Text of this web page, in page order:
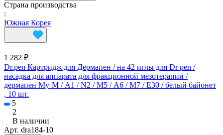
Страна производства
:
Южная Корея
1 282 ₽
Dr.pen Картридж для Дермапен / на 42 иглы для Dr pen /
насадка для аппарата для фракционной мезотерапии /
дермапен My-M / А1 / N2 / M5 / А6 / М7 / E30 / белый байонет
, 10 шт.
5
2
В наличии
Арт. dra184-10